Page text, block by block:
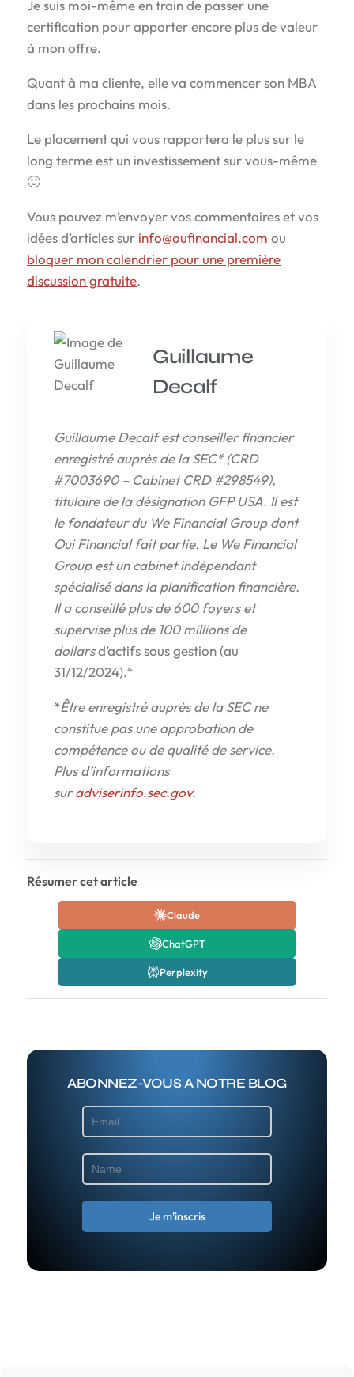
Je suis moi-même en train de passer une
certification pour apporter encore plus de valeur
à mon offre.
Quant à ma cliente, elle va commencer son MBA
dans les prochains mois.
Le placement qui vous rapportera le plus sur le
long terme est un investissement sur vous-même
🙂
Vous pouvez m’envoyer vos commentaires et vos
idées d’articles sur info@oufinancial.com ou
bloquer mon calendrier pour une première
discussion gratuite.
Guillaume
Decalf
Guillaume Decalf est conseiller financier
enregistré auprès de la SEC* (CRD
#7003690 – Cabinet CRD #298549),
titulaire de la désignation GFP USA. Il est
le fondateur du We Financial Group dont
Oui Financial fait partie. Le We Financial
Group est un cabinet indépendant
spécialisé dans la planification financière.
Il a conseillé plus de 600 foyers et
supervise plus de 100 millions de
dollarsd’actifs sous gestion (au
31/12/2024).*
*Être enregistré auprès de la SEC ne
constitue pas une approbation de
compétence ou de qualité de service.
Plus d’informations
suradviserinfo.sec.gov.
Résumer cet article
Claude
ChatGPT
Perplexity
ABONNEZ-VOUS A NOTRE BLOG